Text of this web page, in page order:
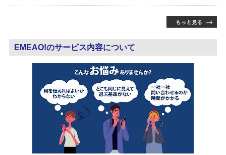
EMEAO!のサービス内容について